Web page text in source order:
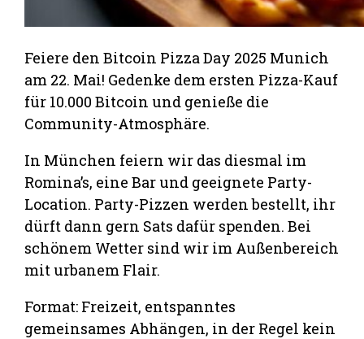
Feiere den Bitcoin Pizza Day 2025 Munich
am 22. Mai! Gedenke dem ersten Pizza-Kauf
für 10.000 Bitcoin und genieße die
Community-Atmosphäre.
In München feiern wir das diesmal im
Romina’s, eine Bar und geeignete Party-
Location. Party-Pizzen werden bestellt, ihr
dürft dann gern Sats dafür spenden. Bei
schönem Wetter sind wir im Außenbereich
mit urbanem Flair.
Format: Freizeit, entspanntes
gemeinsames Abhängen, in der Regel kein